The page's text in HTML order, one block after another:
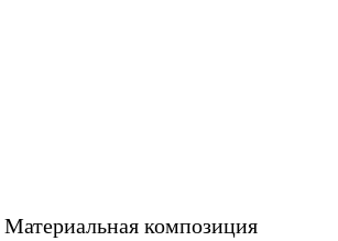
Материальная композиция